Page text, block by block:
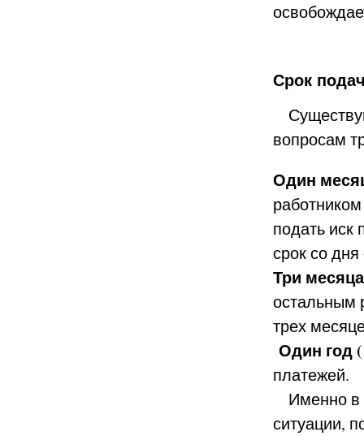
Срок
вопросам
Один
подать
срок со
Три
остальным
трех
Один год
платежей.
Именно в
ситуации,